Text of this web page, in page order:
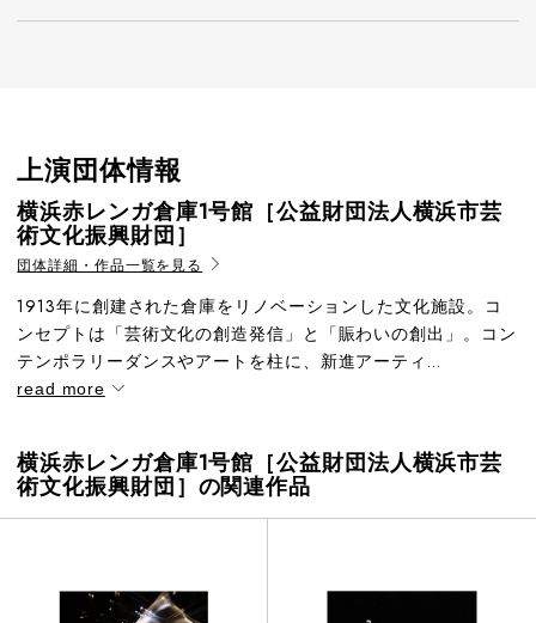
上演団体情報
横浜赤レンガ倉庫1号館［公益財団法人横浜市芸
術文化振興財団］
団体詳細・作品一覧を見る
1913年に創建された倉庫をリノベーションした文化施設。コ
ンセプトは「芸術文化の創造発信」と「賑わいの創出」。コン
テンポラリーダンスやアートを柱に、新進アーティ...
read more
横浜赤レンガ倉庫1号館［公益財団法人横浜市芸
術文化振興財団］の関連作品